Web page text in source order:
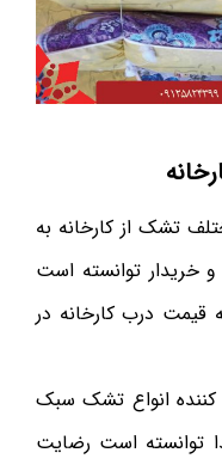
تشک از کارخانه به
و خریدار توانسته است
درب کارخانه در
کننده انواع تشک سبک
توانسته است رضایت